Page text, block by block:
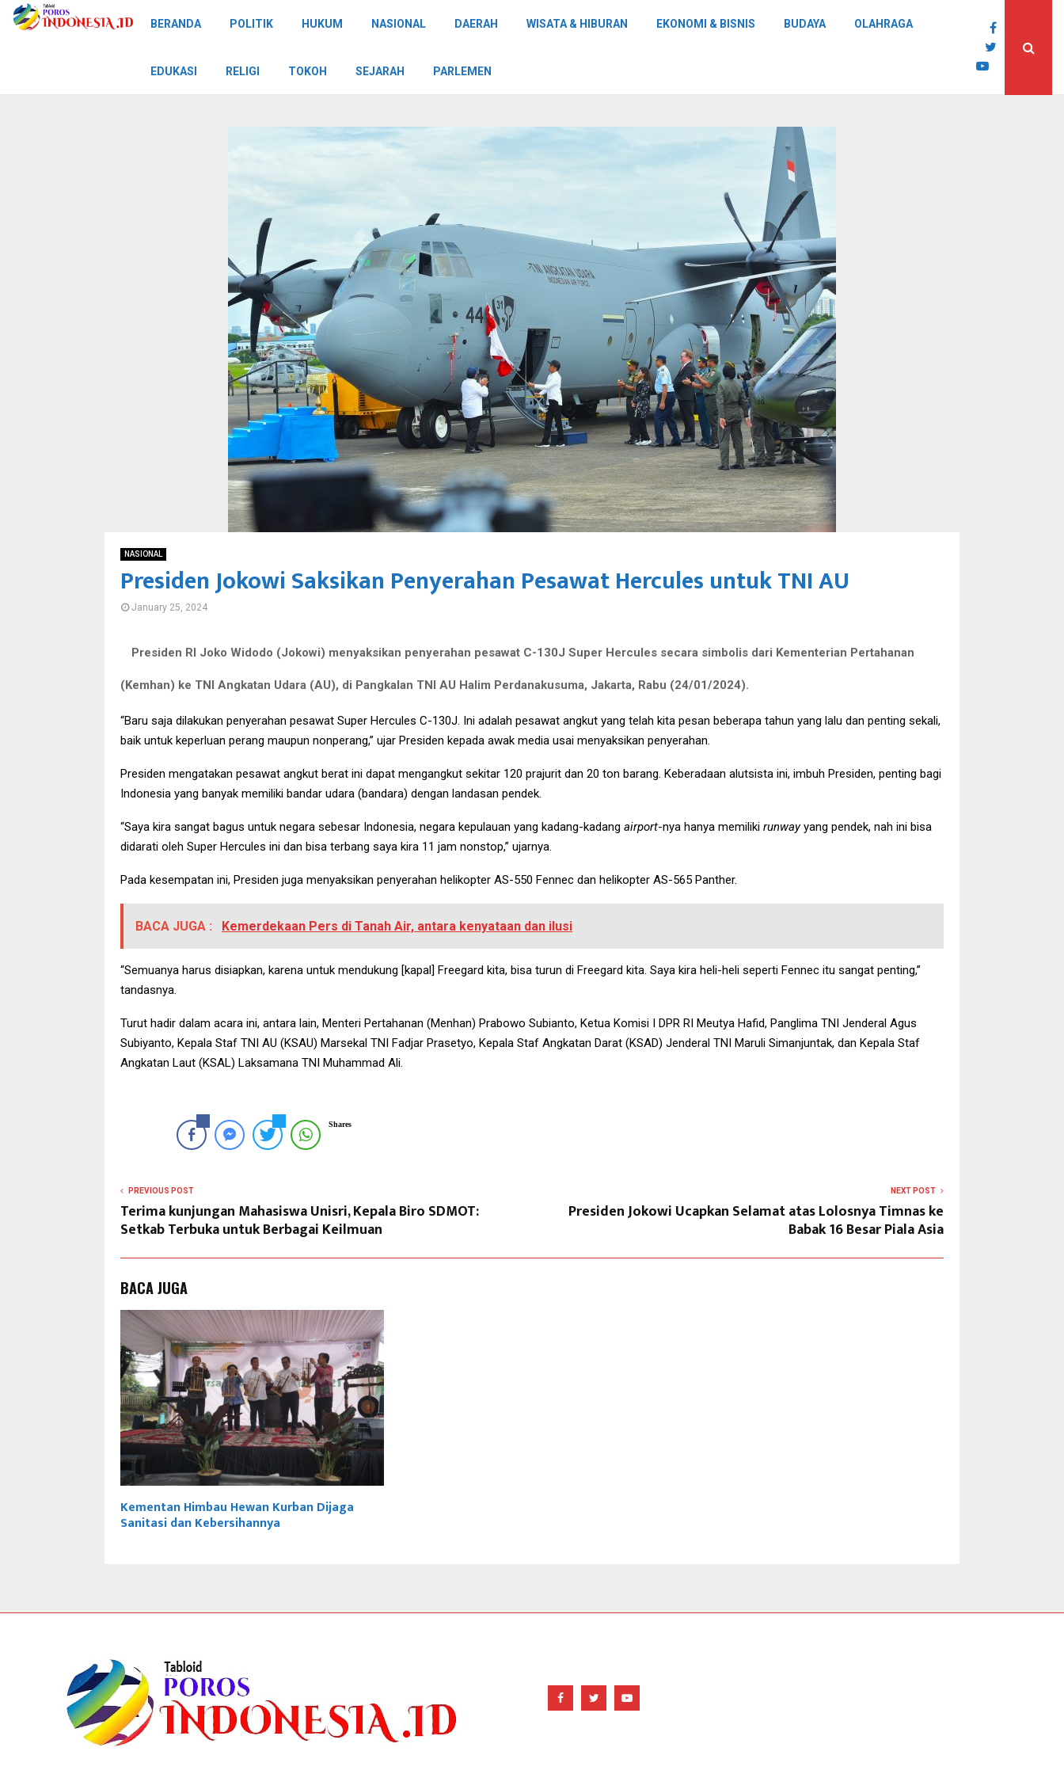
BERANDA POLITIK HUKUM NASIONAL DAERAH WISATA & HIBURAN EKONOMI & BISNIS BUDAYA OLAHRAGA
EDUKASI RELIGI TOKOH SEJARAH PARLEMEN
NASIONAL
Presiden Jokowi Saksikan Penyerahan Pesawat Hercules untuk TNI AU
January 25, 2024
Presiden RI Joko Widodo (Jokowi) menyaksikan penyerahan pesawat C-130J Super Hercules secara simbolis dari Kementerian Pertahanan
(Kemhan) ke TNI Angkatan Udara (AU), di Pangkalan TNI AU Halim Perdanakusuma, Jakarta, Rabu (24/01/2024).
“Baru saja dilakukan penyerahan pesawat Super Hercules C-130J. Ini adalah pesawat angkut yang telah kita pesan beberapa tahun yang lalu dan penting sekali,
baik untuk keperluan perang maupun nonperang,” ujar Presiden kepada awak media usai menyaksikan penyerahan.
Presiden mengatakan pesawat angkut berat ini dapat mengangkut sekitar 120 prajurit dan 20 ton barang. Keberadaan alutsista ini, imbuh Presiden, penting bagi
Indonesia yang banyak memiliki bandar udara (bandara) dengan landasan pendek.
“Saya kira sangat bagus untuk negara sebesar Indonesia, negara kepulauan yang kadang-kadang airport-nya hanya memiliki runwayyang pendek, nah ini bisa
didarati oleh Super Hercules ini dan bisa terbang saya kira 11 jam nonstop,” ujarnya.
Pada kesempatan ini, Presiden juga menyaksikan penyerahan helikopter AS-550 Fennec dan helikopter AS-565 Panther.
BACA JUGA : Kemerdekaan Pers di Tanah Air, antara kenyataan dan ilusi
“Semuanya harus disiapkan, karena untuk mendukung [kapal] Freegard kita, bisa turun di Freegard kita. Saya kira heli-heli seperti Fennec itu sangat penting,”
tandasnya.
Turut hadir dalam acara ini, antara lain, Menteri Pertahanan (Menhan) Prabowo Subianto, Ketua Komisi I DPR RI Meutya Hafid, Panglima TNI Jenderal Agus
Subiyanto, Kepala Staf TNI AU (KSAU) Marsekal TNI Fadjar Prasetyo, Kepala Staf Angkatan Darat (KSAD) Jenderal TNI Maruli Simanjuntak, dan Kepala Staf
Angkatan Laut (KSAL) Laksamana TNI Muhammad Ali.
Shares
PREVIOUS POST
Terima kunjungan Mahasiswa Unisri, Kepala Biro SDMOT:
Setkab Terbuka untuk Berbagai Keilmuan
NEXT POST
Presiden Jokowi Ucapkan Selamat atas Lolosnya Timnas ke
Babak 16 Besar Piala Asia
BACA JUGA
Kementan Himbau Hewan Kurban Dijaga
Sanitasi dan Kebersihannya